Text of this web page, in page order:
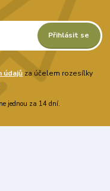
Přihlásit se
údajů za účelem rozesílky
jednou za 14 dní.